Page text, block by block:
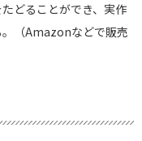
どることができ、実作
（Amazonなどで販売